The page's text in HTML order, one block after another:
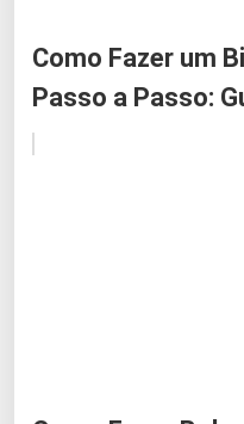
Como Fazer um
Passo a Passo: